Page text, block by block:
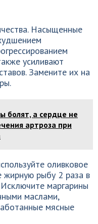
Насыщенные
усиливают
Замените их на
болят, а сердце не
артроза при
оливковое
жирную рыбу 2 раза в
маргарины
маслами,
мясные